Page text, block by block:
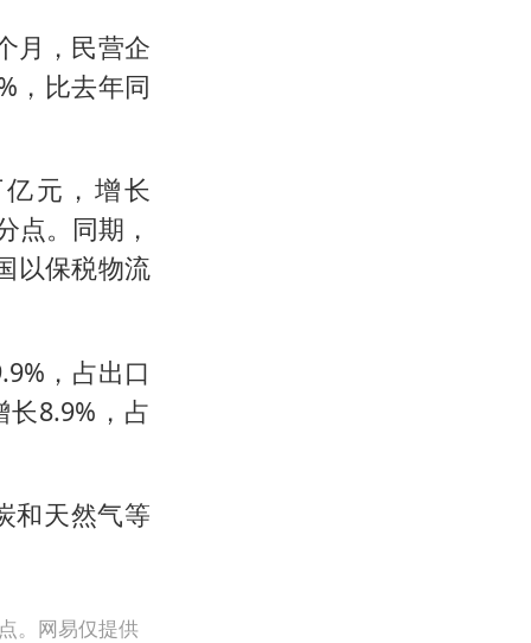
月，民营企
，比去年同
元，增长
点。同期，
以保税物流
，占出口
8.9%，占
和天然气等
。网易仅提供